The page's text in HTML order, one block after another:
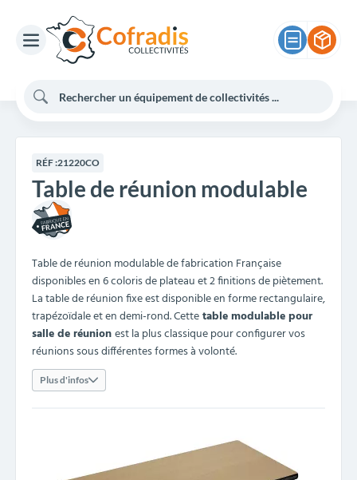
RÉF :21220CO
Table de réunion modulable
Table de réunion modulable de fabrication Française
disponibles en 6 coloris de plateau et 2 finitions de piètement.
La table de réunion fixe est disponible en forme rectangulaire,
trapézoïdale et en demi-rond. Cettetable modulable pour
salle de réunionest la plus classique pour configurer vos
réunions sous différentes formes à volonté.
Plus d'infos